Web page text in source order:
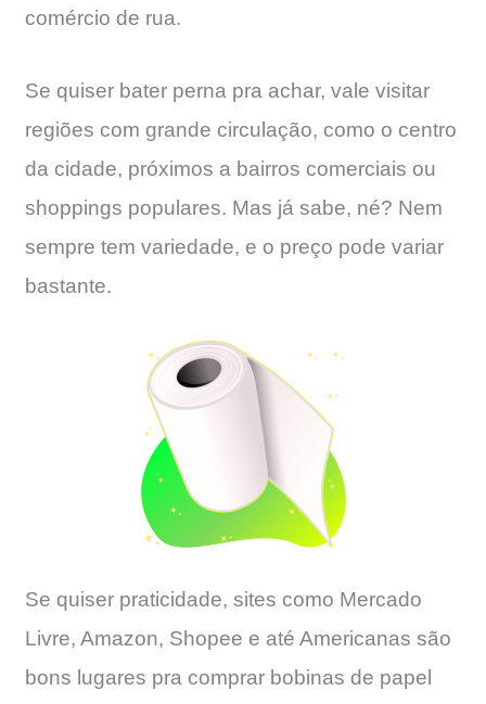
comércio de rua.
Se quiser bater perna pra achar, vale visitar
regiões com grande circulação, como o centro
da cidade, próximos a bairros comerciais ou
shoppings populares. Mas já sabe, né? Nem
sempre tem variedade, e o preço pode variar
bastante.
Se quiser praticidade, sites como Mercado
Livre, Amazon, Shopee e até Americanas são
bons lugares pra comprar bobinas de papel